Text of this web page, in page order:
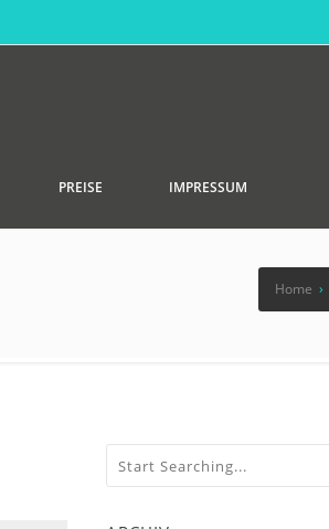
PREISE IMPRESSUM
Home ›